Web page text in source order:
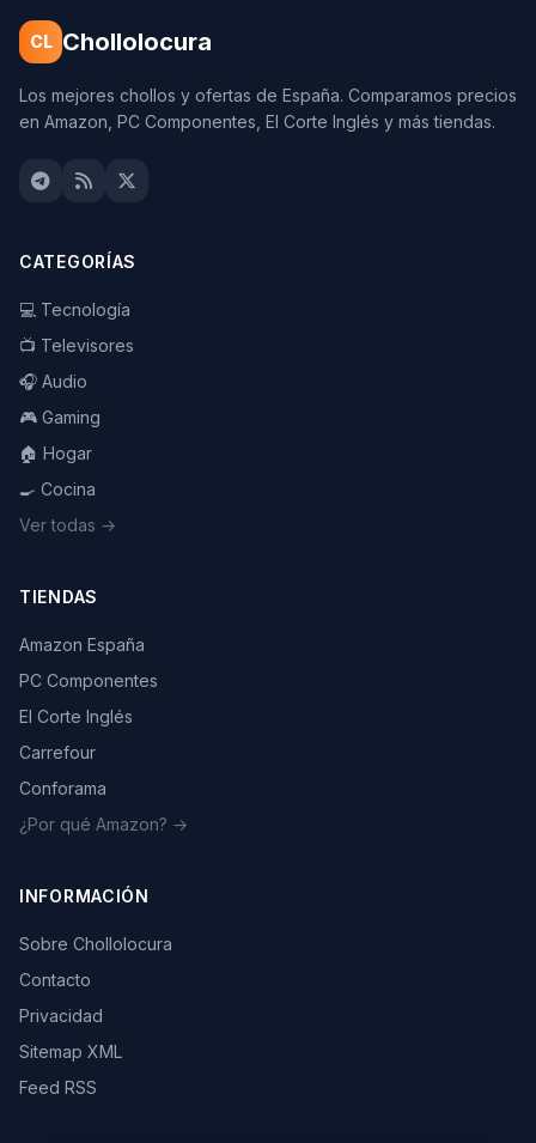
CL Chollolocura
Los mejores chollos y ofertas de España. Comparamos precios
en Amazon, PC Componentes, El Corte Inglés y más tiendas.
CATEGORÍAS
💻 Tecnología
📺 Televisores
🎧 Audio
🎮 Gaming
🏠 Hogar
🍳 Cocina
Ver todas →
TIENDAS
Amazon España
PC Componentes
El Corte Inglés
Carrefour
Conforama
¿Por qué Amazon? →
INFORMACIÓN
Sobre Chollolocura
Contacto
Privacidad
Sitemap XML
Feed RSS